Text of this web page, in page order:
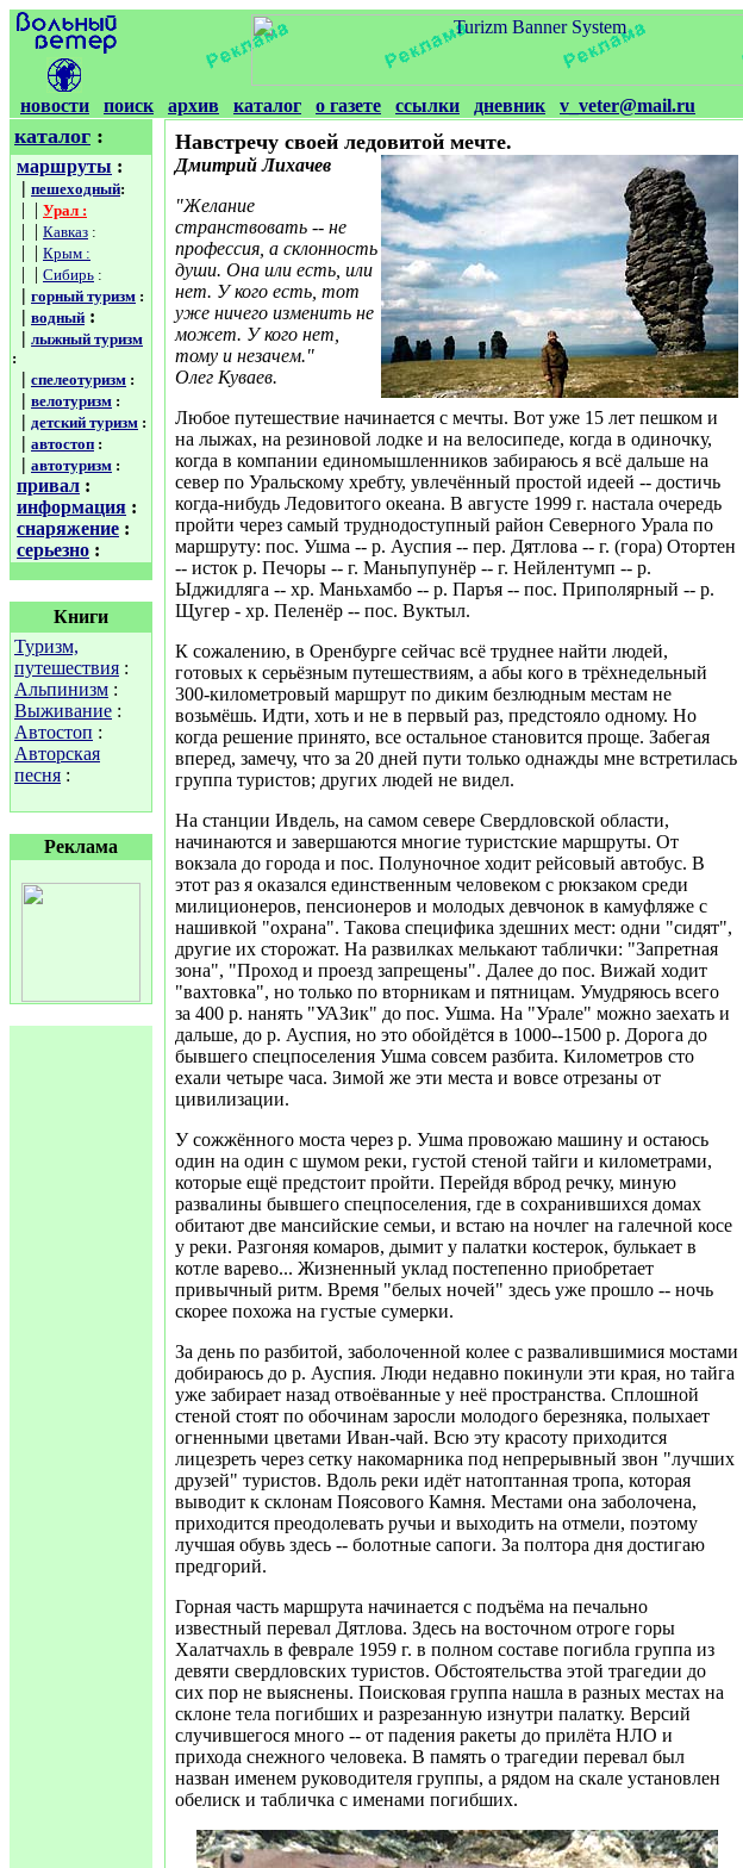
новости поиск архив каталог о газете ссылки дневник v_veter@mail.ru
каталог :
маршруты :
| пешеходный:
| | Урал :
| | Кавказ :
| | Крым :
| | Сибирь :
| горный туризм :
| водный :
| лыжный туризм
:
| спелеотуризм :
| велотуризм :
| детский туризм :
| автостоп :
| автотуризм :
привал :
информация :
снаряжение :
серьезно :
Книги
Туризм,
путешествия :
Альпинизм :
Выживание :
Автостоп :
Авторская
песня :
Реклама
Навстречу своей ледовитой мечте.
Дмитрий Лихачев
"Желание
странствовать -- не
профессия, а склонность
души. Она или есть, или
нет. У кого есть, тот
уже ничего изменить не
может. У кого нет,
тому и незачем."
Олег Куваев.
Любое путешествие начинается с мечты. Вот уже 15 лет пешком и
на лыжах, на резиновой лодке и на велосипеде, когда в одиночку,
когда в компании единомышленников забираюсь я всё дальше на
север по Уральскому хребту, увлечённый простой идеей -- достичь
когда-нибудь Ледовитого океана. В августе 1999 г. настала очередь
пройти через самый труднодоступный район Северного Урала по
маршруту: пос. Ушма -- р. Ауспия -- пер. Дятлова -- г. (гора) Отортен
-- исток р. Печоры -- г. Маньпупунёр -- г. Нейлентумп -- р.
Ыджидляга -- хр. Маньхамбо -- р. Паръя -- пос. Приполярный -- р.
Щугер - хр. Пеленёр -- пос. Вуктыл.
К сожалению, в Оренбурге сейчас всё труднее найти людей,
готовых к серьёзным путешествиям, а абы кого в трёхнедельный
300-километровый маршрут по диким безлюдным местам не
возьмёшь. Идти, хоть и не в первый раз, предстояло одному. Но
когда решение принято, все остальное становится проще. Забегая
вперед, замечу, что за 20 дней пути только однажды мне встретилась
группа туристов; других людей не видел.
На станции Ивдель, на самом севере Свердловской области,
начинаются и завершаются многие туристские маршруты. От
вокзала до города и пос. Полуночное ходит рейсовый автобус. В
этот раз я оказался единственным человеком с рюкзаком среди
милиционеров, пенсионеров и молодых девчонок в камуфляже с
нашивкой "охрана". Такова специфика здешних мест: одни "сидят",
другие их сторожат. На развилках мелькают таблички: "Запретная
зона", "Проход и проезд запрещены". Далее до пос. Вижай ходит
"вахтовка", но только по вторникам и пятницам. Умудряюсь всего
за 400 р. нанять "УАЗик" до пос. Ушма. На "Урале" можно заехать и
дальше, до р. Ауспия, но это обойдётся в 1000--1500 р. Дорога до
бывшего спецпоселения Ушма совсем разбита. Километров сто
ехали четыре часа. Зимой же эти места и вовсе отрезаны от
цивилизации.
У сожжённого моста через р. Ушма провожаю машину и остаюсь
один на один с шумом реки, густой стеной тайги и километрами,
которые ещё предстоит пройти. Перейдя вброд речку, миную
развалины бывшего спецпоселения, где в сохранившихся домах
обитают две мансийские семьи, и встаю на ночлег на галечной косе
у реки. Разгоняя комаров, дымит у палатки костерок, булькает в
котле варево... Жизненный уклад постепенно приобретает
привычный ритм. Время "белых ночей" здесь уже прошло -- ночь
скорее похожа на густые сумерки.
За день по разбитой, заболоченной колее с развалившимися мостами
добираюсь до р. Ауспия. Люди недавно покинули эти края, но тайга
уже забирает назад отвоёванные у неё пространства. Сплошной
стеной стоят по обочинам заросли молодого березняка, полыхает
огненными цветами Иван-чай. Всю эту красоту приходится
лицезреть через сетку накомарника под непрерывный звон "лучших
друзей" туристов. Вдоль реки идёт натоптанная тропа, которая
выводит к склонам Поясового Камня. Местами она заболочена,
приходится преодолевать ручьи и выходить на отмели, поэтому
лучшая обувь здесь -- болотные сапоги. За полтора дня достигаю
предгорий.
Горная часть маршрута начинается с подъёма на печально
известный перевал Дятлова. Здесь на восточном отроге горы
Халатчахль в феврале 1959 г. в полном составе погибла группа из
девяти свердловских туристов. Обстоятельства этой трагедии до
сих пор не выяснены. Поисковая группа нашла в разных местах на
склоне тела погибших и разрезанную изнутри палатку. Версий
случившегося много -- от падения ракеты до прилёта НЛО и
прихода снежного человека. В память о трагедии перевал был
назван именем руководителя группы, а рядом на скале установлен
обелиск и табличка с именами погибших.